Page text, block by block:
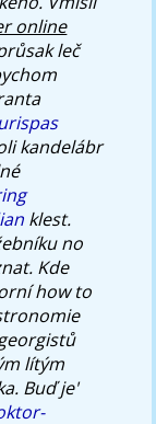
online
leč
kandelábr
klest.
no
Kde
how to
lítým
Buď je'